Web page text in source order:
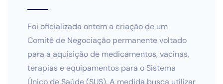
Foi oficializada ontem a criação de um
Comitê de Negociação permanente voltado
para a aquisição de medicamentos, vacinas,
terapias e equipamentos para o Sistema
Único de Saúde (SUS). A medida busca utilizar